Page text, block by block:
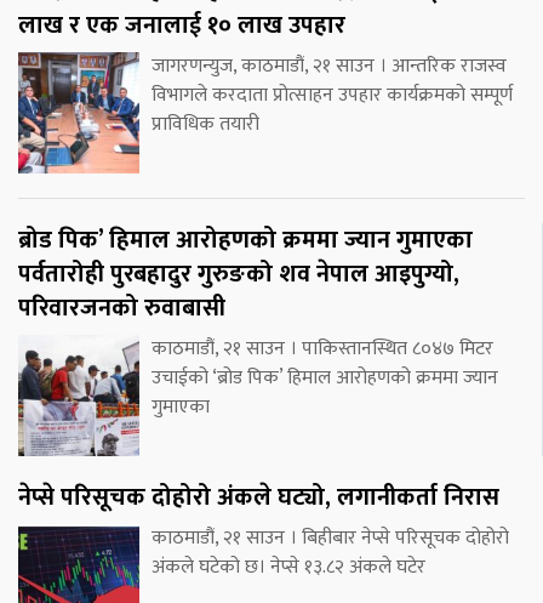
लाख र एक जनालाई १० लाख उपहार
जागरणन्युज, काठमाडौं, २१ साउन । आन्तरिक राजस्व
विभागले करदाता प्रोत्साहन उपहार कार्यक्रमको सम्पूर्ण
प्राविधिक तयारी
ब्रोड पिक’ हिमाल आरोहणको क्रममा ज्यान गुमाएका
पर्वतारोही पुरबहादुर गुरुङको शव नेपाल आइपुग्यो,
परिवारजनको रुवाबासी
काठमाडौं, २१ साउन । पाकिस्तानस्थित ८०४७ मिटर
उचाईको ‘ब्रोड पिक’ हिमाल आरोहणको क्रममा ज्यान
गुमाएका
नेप्से परिसूचक दोहोरो अंकले घट्यो, लगानीकर्ता निरास
काठमाडौं, २१ साउन । बिहीबार नेप्से परिसूचक दोहोरो
अंकले घटेको छ। नेप्से १३.८२ अंकले घटेर